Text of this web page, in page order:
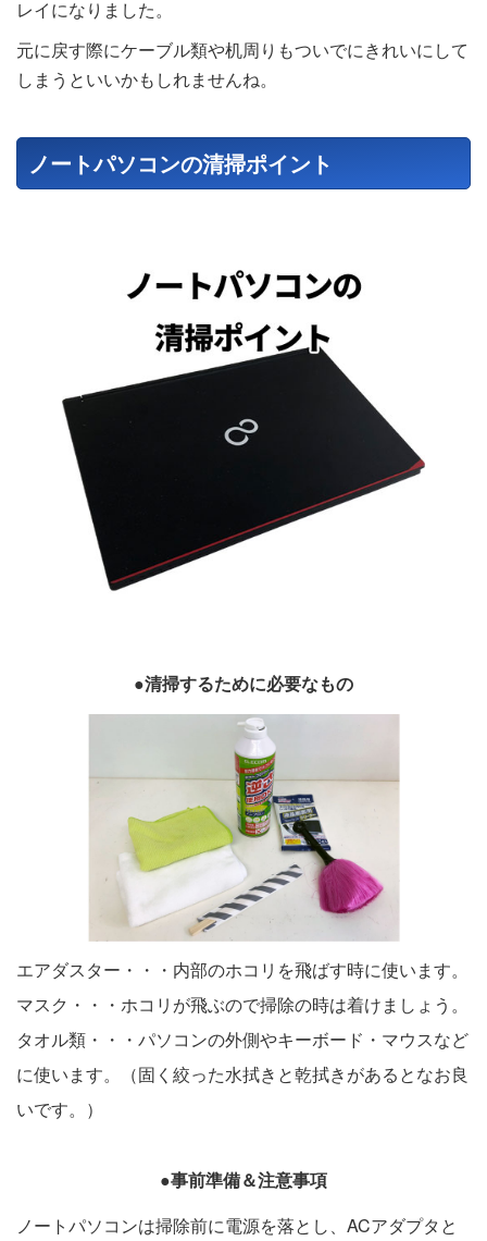
レイになりました。
元に戻す際にケーブル類や机周りもついでにきれいにして
しまうといいかもしれませんね。
ノートパソコンの清掃ポイント
●清掃するために必要なもの
エアダスター・・・内部のホコリを飛ばす時に使います。
マスク・・・ホコリが飛ぶので掃除の時は着けましょう。
タオル類・・・パソコンの外側やキーボード・マウスなど
に使います。（固く絞った水拭きと乾拭きがあるとなお良
いです。）
●事前準備＆注意事項
ノートパソコンは掃除前に電源を落とし、ACアダプタと